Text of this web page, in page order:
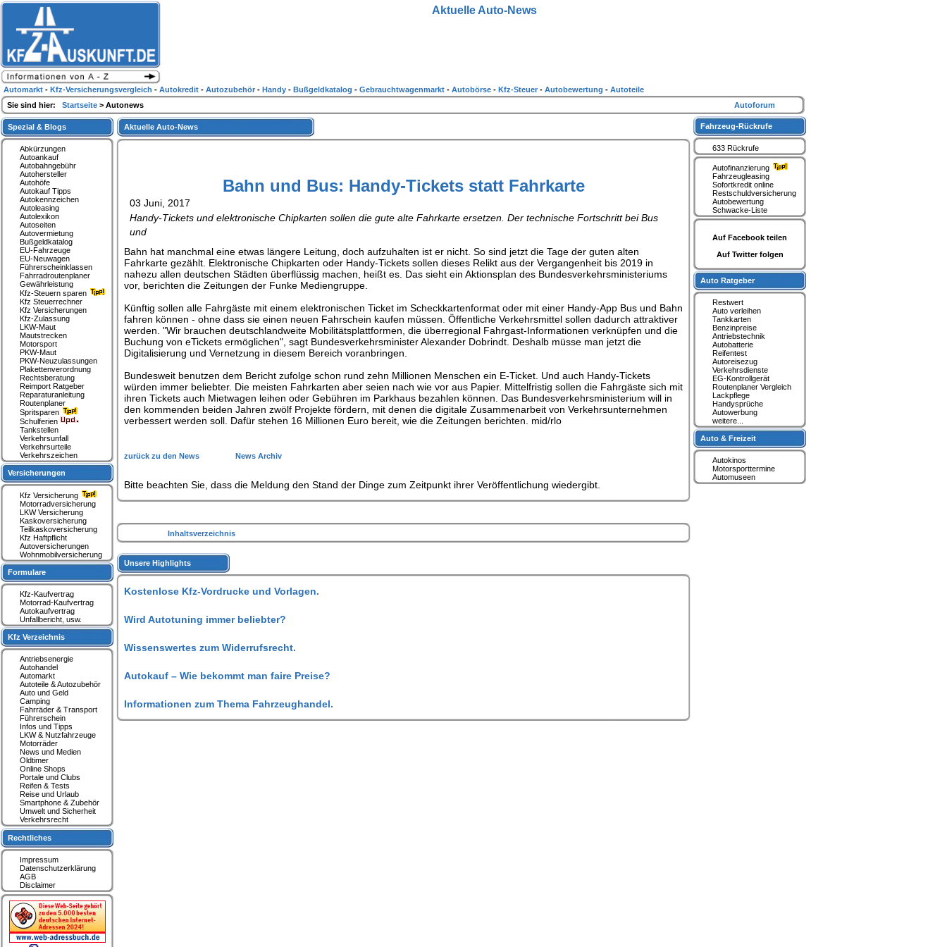
Aktuelle Auto-News
Bahn und Bus: Handy-Tickets statt Fahrkarte
03 Juni, 2017
Handy-Tickets und elektronische Chipkarten sollen die gute alte Fahrkarte ersetzen. Der technische Fortschritt bei Bus
und
Bahn hat manchmal eine etwas längere Leitung, doch aufzuhalten ist er nicht. So sind jetzt die Tage der guten alten
Fahrkarte gezählt. Elektronische Chipkarten oder Handy-Tickets sollen dieses Relikt aus der Vergangenheit bis 2019 in
nahezu allen deutschen Städten überflüssig machen, heißt es. Das sieht ein Aktionsplan des Bundesverkehrsministeriums
vor, berichten die Zeitungen der Funke Mediengruppe.
Künftig sollen alle Fahrgäste mit einem elektronischen Ticket im Scheckkartenformat oder mit einer Handy-App Bus und Bahn
fahren können - ohne dass sie einen neuen Fahrschein kaufen müssen. Öffentliche Verkehrsmittel sollen dadurch attraktiver
werden. "Wir brauchen deutschlandweite Mobilitätsplattformen, die überregional Fahrgast-Informationen verknüpfen und die
Buchung von eTickets ermöglichen", sagt Bundesverkehrsminister Alexander Dobrindt. Deshalb müsse man jetzt die
Digitalisierung und Vernetzung in diesem Bereich voranbringen.
Bundesweit benutzen dem Bericht zufolge schon rund zehn Millionen Menschen ein E-Ticket. Und auch Handy-Tickets
würden immer beliebter. Die meisten Fahrkarten aber seien nach wie vor aus Papier. Mittelfristig sollen die Fahrgäste sich mit
ihren Tickets auch Mietwagen leihen oder Gebühren im Parkhaus bezahlen können. Das Bundesverkehrsministerium will in
den kommenden beiden Jahren zwölf Projekte fördern, mit denen die digitale Zusammenarbeit von Verkehrsunternehmen
verbessert werden soll. Dafür stehen 16 Millionen Euro bereit, wie die Zeitungen berichten. mid/rlo
zurück zu den News News Archiv
Bitte beachten Sie, dass die Meldung den Stand der Dinge zum Zeitpunkt ihrer Veröffentlichung wiedergibt.
Inhaltsverzeichnis
Unsere Highlights
Kostenlose Kfz-Vordrucke und Vorlagen.
Wird Autotuning immer beliebter?
Wissenswertes zum Widerrufsrecht.
Autokauf – Wie bekommt man faire Preise?
Informationen zum Thema Fahrzeughandel.
Spezial & Blogs
Abkürzungen
Autoankauf
Autobahngebühr
Autohersteller
Autohöfe
Autokauf Tipps
Autokennzeichen
Autoleasing
Autolexikon
Autoseiten
Autovermietung
Bußgeldkatalog
EU-Fahrzeuge
EU-Neuwagen
Führerscheinklassen
Fahrradroutenplaner
Gewährleistung
Kfz-Steuern sparen
Kfz Steuerrechner
Kfz Versicherungen
Kfz-Zulassung
LKW-Maut
Mautstrecken
Motorsport
PKW-Maut
PKW-Neuzulassungen
Plakettenverordnung
Rechtsberatung
Reimport Ratgeber
Reparaturanleitung
Routenplaner
Spritsparen
Schulferien
Tankstellen
Verkehrsunfall
Verkehrsurteile
Verkehrszeichen
Versicherungen
Kfz Versicherung
Motorradversicherung
LKW Versicherung
Kaskoversicherung
Teilkaskoversicherung
Kfz Haftpflicht
Autoversicherungen
Wohnmobilversicherung
Formulare
Kfz-Kaufvertrag
Motorrad-Kaufvertrag
Autokaufvertrag
Unfallbericht, usw.
Kfz Verzeichnis
Antriebsenergie
Autohandel
Automarkt
Autoteile & Autozubehör
Auto und Geld
Camping
Fahrräder & Transport
Führerschein
Infos und Tipps
LKW & Nutzfahrzeuge
Motorräder
News und Medien
Oldtimer
Online Shops
Portale und Clubs
Reifen & Tests
Reise und Urlaub
Smartphone & Zubehör
Umwelt und Sicherheit
Verkehrsrecht
Rechtliches
Impressum
Datenschutzerklärung
AGB
Disclaimer
Fahrzeug-Rückrufe
633 Rückrufe
Autofinanzierung
Fahrzeugleasing
Sofortkredit online
Restschuldversicherung
Autobewertung
Schwacke-Liste
Auf Facebook teilen
Auf Twitter folgen
Auto Ratgeber
Restwert
Auto verleihen
Tankkarten
Benzinpreise
Antriebstechnik
Autobatterie
Reifentest
Autoreisezug
Verkehrsdienste
EG-Kontrollgerät
Routenplaner Vergleich
Lackpflege
Handysprüche
Autowerbung
weitere...
Auto & Freizeit
Autokinos
Motorsporttermine
Automuseen
Aktuelle Auto-News
Automarkt - Kfz-Versicherungsvergleich - Autokredit - Autozubehör - Handy - Bußgeldkatalog - Gebrauchtwagenmarkt - Autobörse - Kfz-Steuer - Autobewertung - Autoteile
Sie sind hier: Startseite > Autonews Autoforum